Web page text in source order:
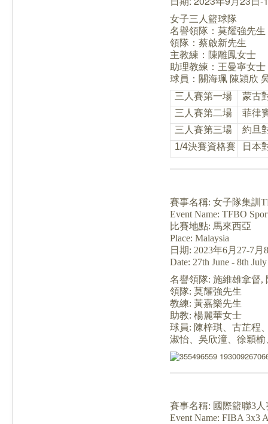
女子三人籃球隊
名譽領隊：莫耀強先生
領隊：蔡啟新先生
主教練：陳雕鳳女士
助理教練：王曼寧女士
球員：關海珮 陳穎欣
三人賽第一場
蒙古
三人賽第二場
菲律
三人賽第三場
約旦
1/4決賽資格賽
日本
賽事名稱: 女子隊集訓
Event Name: TFBO
比賽地點: 馬來西亞
Place: Malaysia
日期: 2023年6月27-7月
Date: 27th June - 8th
名譽領隊: 施維雄拿督,
領隊: 莫耀強先生
教練: 黃嘉樂先生
助教: 楊麗華女士
球員: 陳梓琪、古芷程
淑怡、吳欣潼、徐穎
賽事名稱: 國際籃聯3人
Event Name: FIBA 3x3